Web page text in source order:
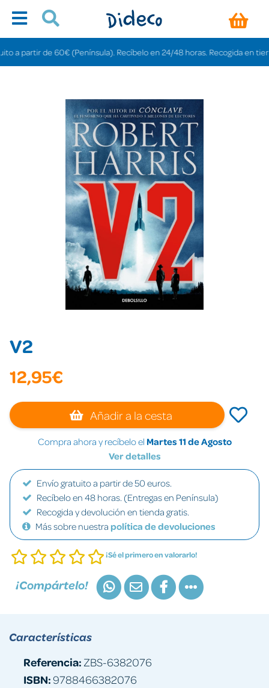
de 60€ (Península). Recíbelo en 24/48 horas. Recogida en tiendas
V2
12,95€
Añadir a la cesta
Compra ahora y recíbelo el Martes 11 de Agosto
Ver detalles
Envío gratuito a partir de 50 euros.
Recíbelo en 48 horas. (Entregas en Península)
Recogida y devolución en tienda gratis.
Más sobre nuestra política de devoluciones
¡Sé el primero en valorarlo!
¡Compártelo!
Características
Referencia: ZBS-6382076
ISBN:9788466382076